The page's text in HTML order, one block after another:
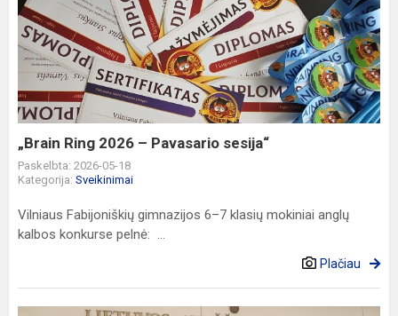
Ring
2026
–
Pavasario
sesija“
„Brain Ring 2026 – Pavasario sesija“
Paskelbta: 2026-05-18
Kategorija: Sveikinimai
Vilniaus Fabijoniškių gimnazijos 6–7 klasių mokiniai anglų
kalbos konkurse pelnė: ...
Plačiau